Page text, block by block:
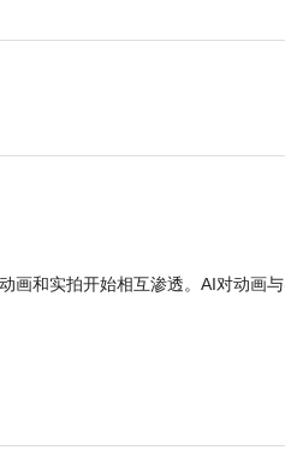
画和实拍开始相互渗透。AI对动画